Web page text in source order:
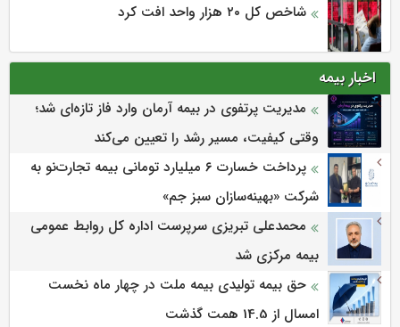
شاخص کل ۲۰ هزار واحد افت کرد
اخبار بیمه
مدیریت پرتفوی در بیمه آرمان وارد فاز تازه‌ای شد؛
وقتی کیفیت، مسیر رشد را تعیین می‌کند
پرداخت خسارت ۶ میلیارد تومانی بیمه تجارت‌نو به
شرکت «بهینه‌سازان سبز جم»
محمدعلی تبریزی سرپرست اداره كل روابط عمومی
بیمه مركزی شد
حق بیمه تولیدی بیمه ملت در چهار ماه نخست
امسال از 14.5 همت گذشت